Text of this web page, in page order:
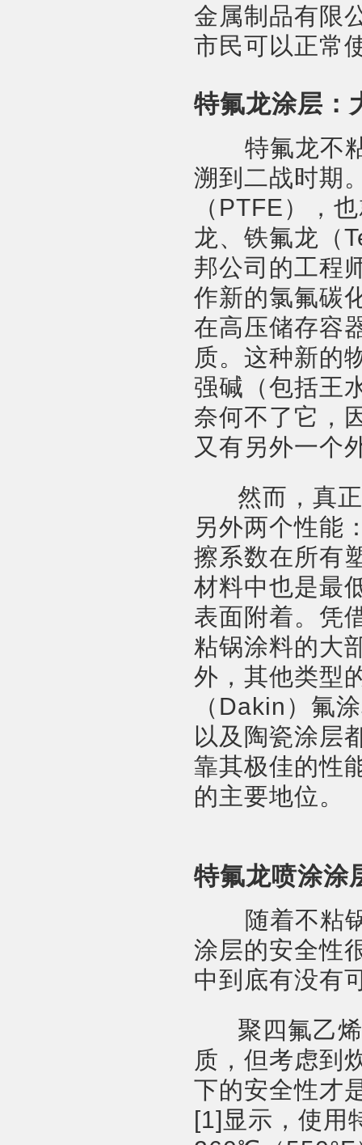
金属制品有限
市民可以正常
特氟龙涂层：
特氟龙不粘
溯到二战时期
（PTFE），
龙、铁氟龙（
邦公司的工程
作新的氯氟碳
在高压储存容
质。这种新的
强碱（包括王
奈何不了它，
又有另外一个
然而，真正
另外两个性能
擦系数在所有
材料中也是最
表面附着。凭
粘锅涂料的大
外，其他类型
（Dakin）氟
以及陶瓷涂层
靠其极佳的性
的主要地位。
特氟龙喷涂涂
随着不粘锅
涂层的安全性
中到底有没有
聚四氟乙烯
质，但考虑到
下的安全性才
[1]显示，使用